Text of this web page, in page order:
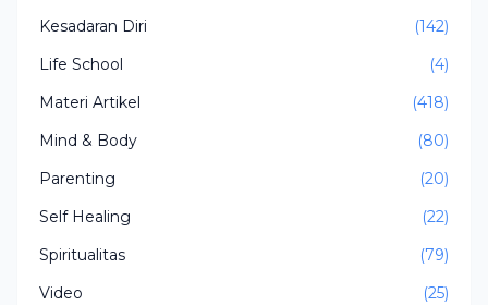
Kesadaran Diri
(142)
Life School
(4)
Materi Artikel
(418)
Mind & Body
(80)
Parenting
(20)
Self Healing
(22)
Spiritualitas
(79)
Video
(25)